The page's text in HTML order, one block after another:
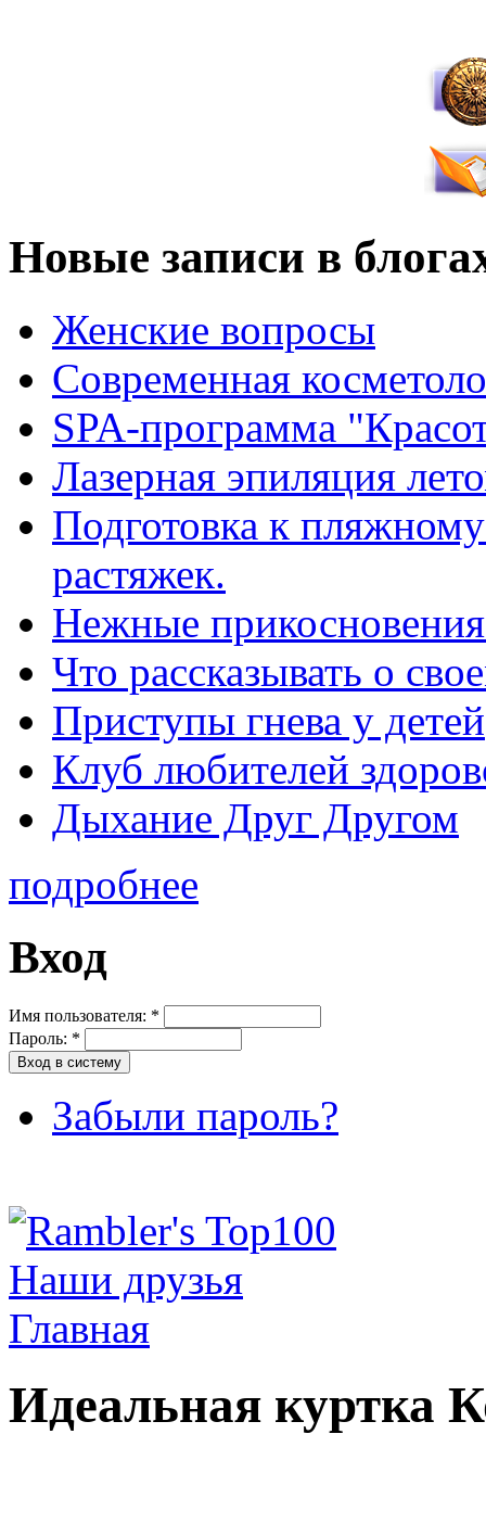
Новые записи в
Женские вопросы
Современная
SPA-программа
Лазерная эпиляция
Подготовка к
растяжек.
Нежные
Что рассказывать о
Приступы гнева у детей
Клуб любителей
Дыхание Друг Другом
подробнее
Вход
Имя пользователя: *
Пароль: *
Забыли пароль?
Наши друзья
Главная
Идеальная куртка